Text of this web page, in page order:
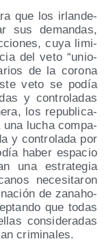
que los irlan­de­
sus deman­das,
cuya limi­
del veto “unio­
de la coro­na
veto se podía
y con­tro­la­das
los repu­bli­ca­
una lucha com­pa­
y con­tro­la­da por
haber espa­cio
una estra­te­gia
nece­si­ta­ron
de zanaho­
que todas
con­si­de­ra­das
criminales.